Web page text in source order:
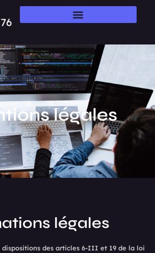
légales
légales
dispositions des articles 6-III et 19 de la loi